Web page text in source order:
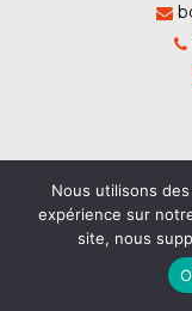
Nous utilisons
expérience sur
site, nous